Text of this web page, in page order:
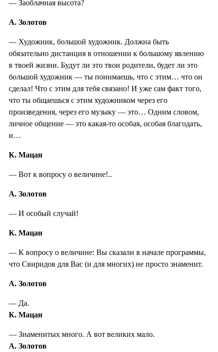
— Заоблачная высота?
А. Золотов
— Художник, большой художник. Должна быть
обязательно дистанция в отношении к большому явлению
в твоей жизни. Будут ли это твои родители, будет ли это
большой художник — ты понимаешь, что с этим… что он
сделал! Что с этим для тебя связано! И уже сам факт того,
что ты общаешься с этим художником через его
произведения, через его музыку — это… Одним словом,
личное общение — это какая-то особая, особая благодать,
и…
К. Мацан
— Вот к вопросу о величине!..
А. Золотов
— И особый случай!
К. Мацан
— К вопросу о величине: Вы сказали в начале программы,
что Свиридов для Вас (и для многих) не просто знаменит.
А. Золотов
— Да.
К. Мацан
— Знаменитых много. А вот великих мало.
А. Золотов